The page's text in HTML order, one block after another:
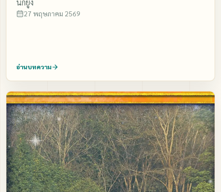
นกยูง
27 พฤษภาคม 2569
อ่านบทความ